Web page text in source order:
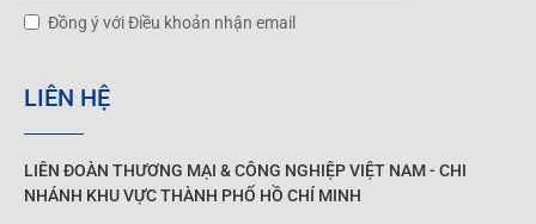
Đồng ý với Điều khoản nhận email
LIÊN HỆ
LIÊN ĐOÀN THƯƠNG MẠI &CÔNG NGHIỆPVIỆT NAM - CHI
NHÁNH KHU VỰC THÀNH PHỐ HỒ CHÍ MINH